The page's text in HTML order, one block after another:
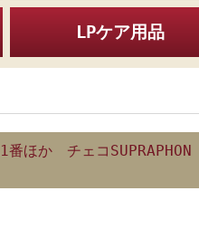
LPケア用品
番ほか チェコSUPRAPHON